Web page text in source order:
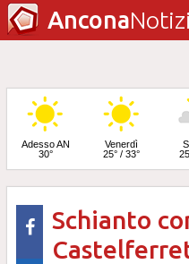
Ancona
Adesso AN
30°
Venerdì
25° / 33°
Domenica
25° / 32°
Schianto